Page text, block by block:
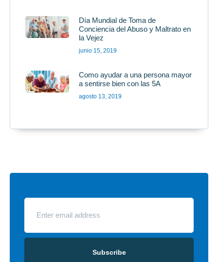
Día Mundial de Toma de
Conciencia del Abuso y Maltrato en
la Vejez
junio 15, 2019
Como ayudar a una persona mayor
a sentirse bien con las 5A
agosto 13, 2019
Subscribe